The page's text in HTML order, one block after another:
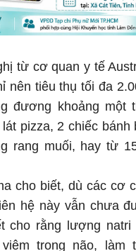
từ cơ quan y tế
nên tiêu thụ tối đa
đương khoảng một
pizza, 2 chiếc bánh
rang muối, hay từ
cho biết, dù các cơ
hệ này vẫn chưa
cho rằng lượng natri
trong não, làm